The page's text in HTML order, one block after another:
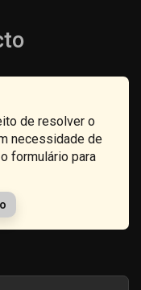
de resolver o
necessidade de
formulário para